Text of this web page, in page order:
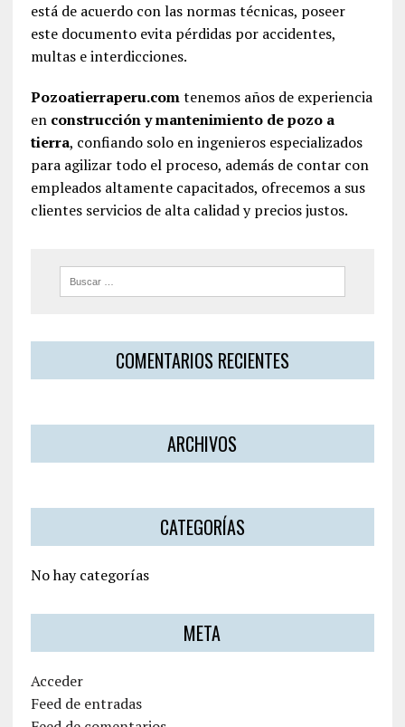
está de acuerdo con las normas técnicas, poseer
este documento evita pérdidas por accidentes,
multas e interdicciones.
Pozoatierraperu.comtenemos años de experiencia
en construcción y mantenimiento de pozo a
tierra, confiando solo en ingenieros especializados
para agilizar todo el proceso, además de contar con
empleados altamente capacitados, ofrecemos a sus
clientes servicios de alta calidad y precios justos.
COMENTARIOS RECIENTES
ARCHIVOS
CATEGORÍAS
No hay categorías
META
Acceder
Feed de entradas